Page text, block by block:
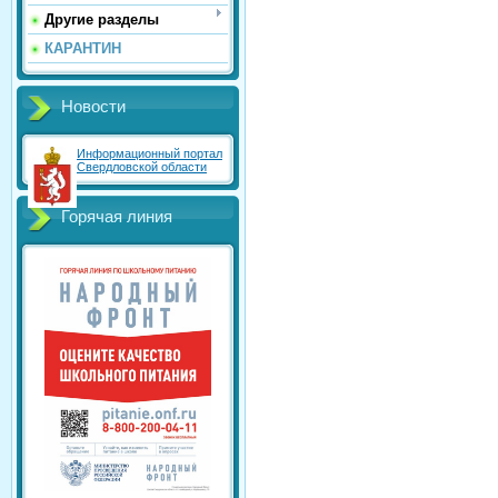
Другие разделы
КАРАНТИН
Новости
Информационный портал
Свердловской области
Горячая линия